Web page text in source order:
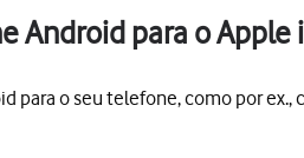
para o Apple
para o seu telefone, como por